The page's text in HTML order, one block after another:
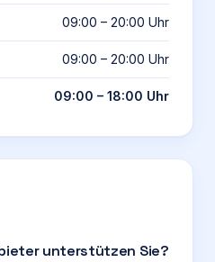
09:00 – 20:00 Uhr
09:00 – 20:00 Uhr
09:00 – 18:00 Uhr
unterstützen Sie?